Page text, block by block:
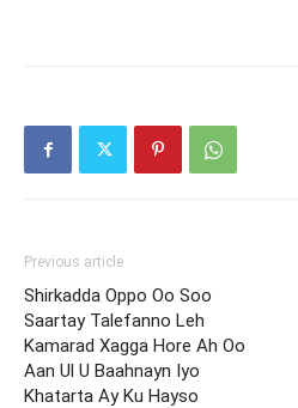
Previous article
Shirkadda Oppo Oo Soo
Saartay Talefanno Leh
Kamarad Xagga Hore Ah Oo
Aan Ul U Baahnayn Iyo
Khatarta Ay Ku Hayso